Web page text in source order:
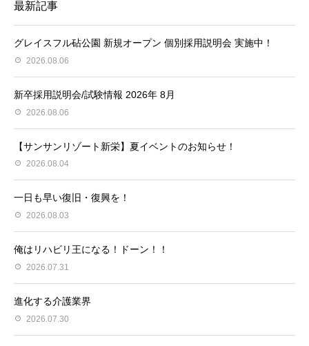
最新記事
グレイスフル砧公園 新規オープン 個別採用説明会 実施中！
2026.08.06
新卒採用説明会/試験情報 2026年 8月
2026.08.06
【サンサンリゾート新栄】夏イベントのお知らせ！
2026.08.04
一日も早い復旧・復興を！
2026.08.03
俺はリハビリ王になる！ドーン！！
2026.07.31
進化する介護業界
2026.07.30